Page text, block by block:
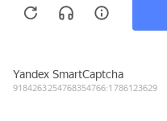
Продолжая пользоваться
использованием файлов
cookies.